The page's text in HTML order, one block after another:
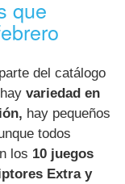
que
del catálogo
hayvariedad en
hay pequeños
todos
los 10 juegos
Extra y